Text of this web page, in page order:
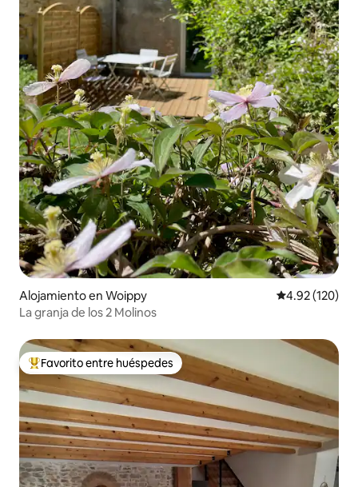
Alojamiento en Woippy Calificación
4.92 (120)
La granja de los 2 Molinos
Favorito entre huéspedes preferido
Favorito entre huéspedes